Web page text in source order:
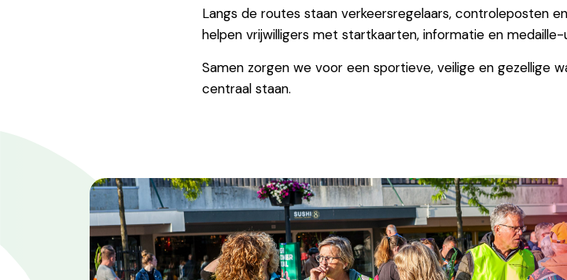
Langs de routes staan verkeersregelaars, controleposten
helpen vrijwilligers met startkaarten, informatie en medaille-
Samen zorgen we voor een sportieve, veilige en gezellige
centraal staan.